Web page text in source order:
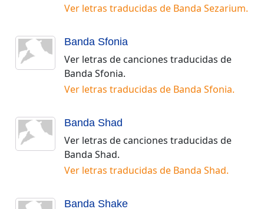
Ver letras traducidas de Banda Sezarium.
Banda Sfonia
Ver letras de canciones traducidas de
Banda Sfonia.
Ver letras traducidas de Banda Sfonia.
Banda Shad
Ver letras de canciones traducidas de
Banda Shad.
Ver letras traducidas de Banda Shad.
Banda Shake